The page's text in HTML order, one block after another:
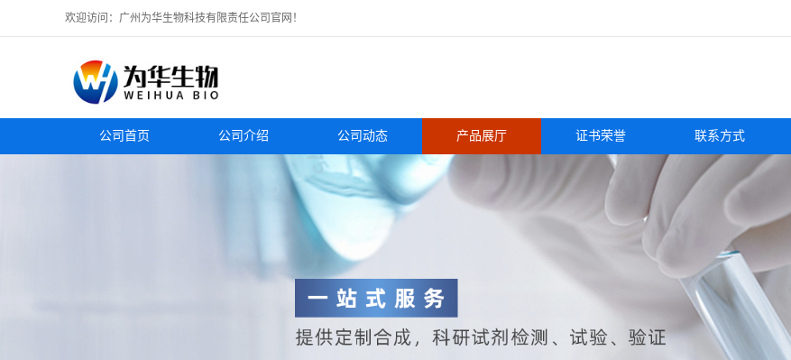
欢迎访问：广州为华生物科技有限责任公司官网！
公司首页 公司介绍 公司动态 产品展厅 证书荣誉 联系方式